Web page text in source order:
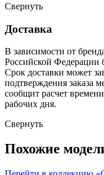
Свернуть
Доставка
В зависимости от
Российской Федерации
Срок доставки может
подтверждения заказа
сообщит расчет
рабочих дня.
Свернуть
Похожие